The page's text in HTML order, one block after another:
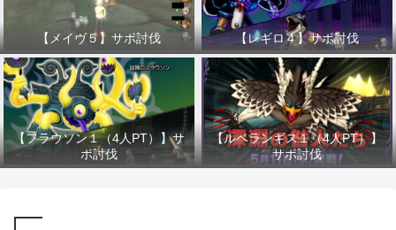
【メイヴ５】サポ討伐 【レギロ４】サポ討伐
【フラウソン１（4人PT）】サ
ポ討伐
【ルベランギス１（4人PT）】
サポ討伐